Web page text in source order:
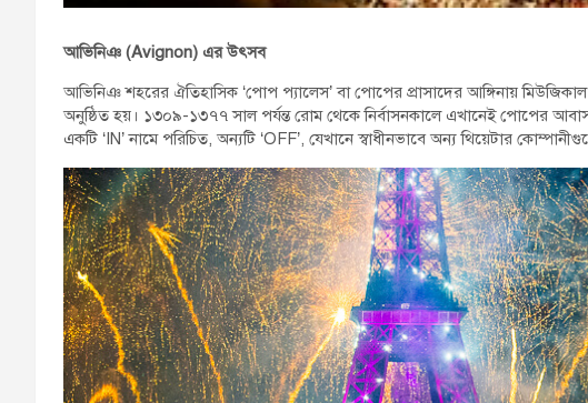
আভিনিঞ (Avignon) এর উৎসব
আভিনিঞ শহরের ঐতিহাসিক ‘পোপ প্যালেস’ বা পোপের প্রাসাদের আঙ্গিনায় মিউজিকাল বা
অনুষ্ঠিত হয়। ১৩০৯-১৩৭৭ সাল পর্যন্ত রোম থেকে নির্বাসনকালে এখানেই পোপের
একটি ‘IN’ নামে পরিচিত, অন্যটি ‘OFF’, যেখানে স্বাধীনভাবে অন্য থিয়েটার